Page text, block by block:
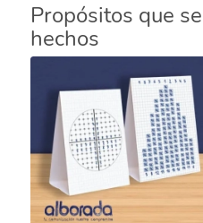
Propósitos que
hechos